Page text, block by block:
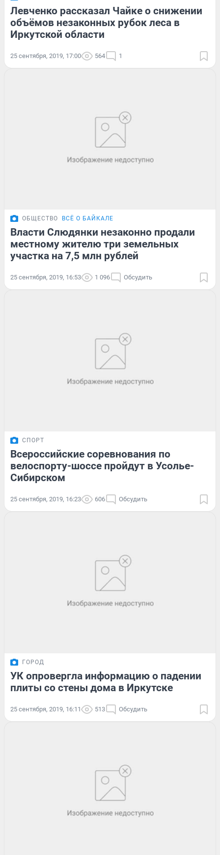
Левченко рассказал Чайке о снижении
объёмов незаконных рубок леса в
Иркутской области
25 сентября, 2019, 17:00 564 1
ОБЩЕСТВО ВСЁ О БАЙКАЛЕ
Власти Слюдянки незаконно продали
местному жителю три земельных
участка на 7,5 млн рублей
25 сентября, 2019, 16:53 1 096 Обсудить
СПОРТ
Всероссийские соревнования по
велоспорту-шоссе пройдут в Усолье-
Сибирском
25 сентября, 2019, 16:23 606 Обсудить
ГОРОД
УК опровергла информацию о падении
плиты со стены дома в Иркутске
25 сентября, 2019, 16:11 513 Обсудить